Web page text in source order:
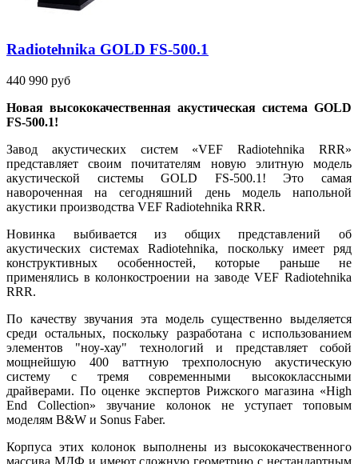
Radiotehnika GOLD FS-500.1
440 990 руб
Новая высококачественная акустическая система GOLD
FS-500.1!
Завод акустических систем «VEF Radiotehnika RRR»
представляет своим почитателям новую элитную модель
акустической системы GOLD FS-500.1! Это самая
навороченная на сегодняшний день модель напольной
акустики производства VEF Radiotehnika RRR.
Новинка выбивается из общих представлений об
акустических системах Radiotehnika, поскольку имеет ряд
конструктивных особенностей, которые раньше не
применялись в колонкостроении на заводе VEF Radiotehnika
RRR.
По качеству звучания эта модель существенно выделяется
среди остальных, поскольку разработана с использованием
элементов "ноу-хау" технологий и представляет собой
мощнейшую 400 ваттную трехполосную акустическую
систему с тремя современными высококлассными
драйверами. По оценке экспертов Рижского магазина «High
End Collection» звучание колонок не уступает топовым
моделям B&W и Sonus Faber.
Корпуса этих колонок выполнены из высококачественного
массива МДФ и имеют сложную геометрию с нестандартным